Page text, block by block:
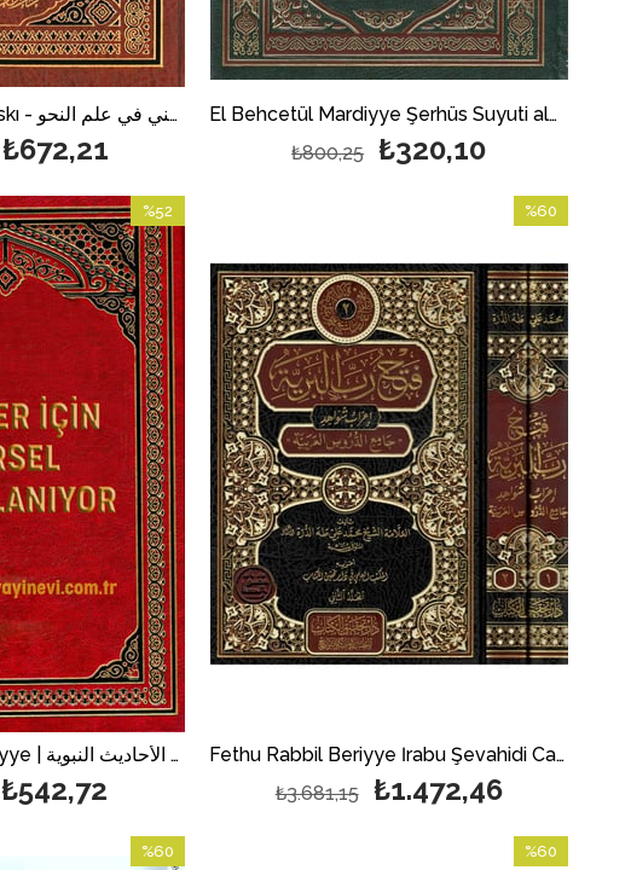
Şerh Muğni Eski Baskı - شرح المغني في علم النحو
₺672,21
El Behcetül Mardiyye Şerhüs Suyuti ala Elfiyyeti İbn Malik ESKİ BASKI TEK CİLT شرح السيوطي على الفية ابن مالك البهجة المرضية
₺320,10
₺800,25
ez Zubdetül Hadisiyye | الزبدة الحديثية في ترجمة مختار الأحاديث النبوية
₺542,72
%52
İndirim
%52İndirim
Fethu Rabbil Beriyye İrabu Şevahidi Camiid Durusil Arabiyye - فتح رب البرية
₺1.472,46
₺3.681,15
%60
%60İndirim
%60
%60